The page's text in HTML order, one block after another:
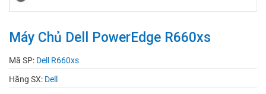
Máy Chủ Dell PowerEdge R660xs
Mã SP: Dell R660xs
Hãng SX: Dell